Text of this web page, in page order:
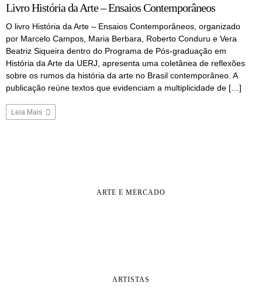
Livro História da Arte – Ensaios Contemporâneos
O livro História da Arte – Ensaios Contemporâneos, organizado
por Marcelo Campos, Maria Berbara, Roberto Conduru e Vera
Beatriz Siqueira dentro do Programa de Pós-graduação em
História da Arte da UERJ, apresenta uma coletânea de reflexões
sobre os rumos da história da arte no Brasil contemporâneo. A
publicação reúne textos que evidenciam a multiplicidade de […]
Leia Mais
ARTE E MERCADO
ARTISTAS